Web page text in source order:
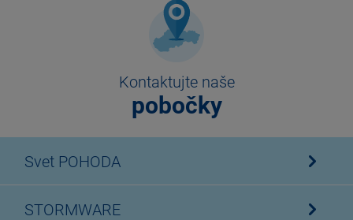
Kontaktujte naše
pobočky
Svet POHODA
STORMWARE